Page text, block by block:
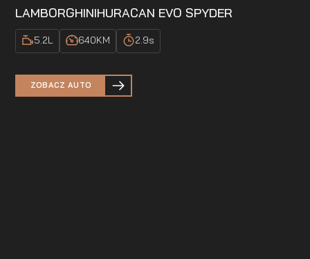
LAMBORGHINIHURACAN EVO SPYDER
5.2L 640KM 2.9s
ZOBACZ AUTO